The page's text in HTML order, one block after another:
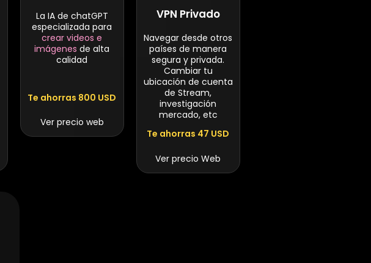
La IA de chatGPT
especializada para
crear videos e
imágenes de alta
calidad
Te ahorras 800 USD
Ver precio web
VPN Privado
Navegar desde otros
países de manera
segura y privada.
Cambiar tu
ubicación de cuenta
de Stream,
investigación
mercado, etc
Te ahorras 47 USD
Ver precio Web